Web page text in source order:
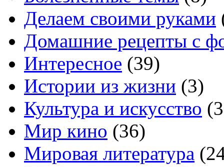
Делаем своими руками
Домашние рецепты с
Интересное (39)
Истории из жизни (3)
Культура и искусство
Мир кино (36)
Мировая литература